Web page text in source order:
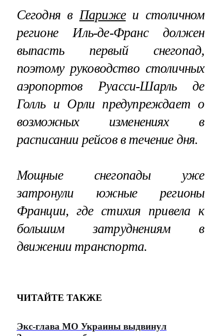
Сегодня вПарижеи столичном
регионе Иль-де-Франс должен
выпасть первый снегопад,
поэтому руководство столичных
аэропортов Руасси-Шарль де
Голль и Орли предупреждает о
возможных изменениях в
расписании рейсов в течение дня.
Мощные снегопады уже
затронули южные регионы
Франции, где стихия привела к
большим затруднениям в
движении транспорта.
ЧИТАЙТЕ ТАКЖЕ
Экс-глава МО Украины выдвинул